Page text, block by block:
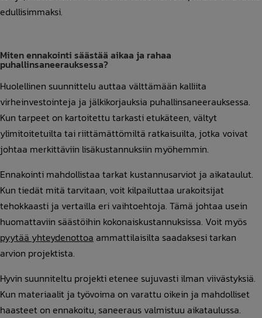
edullisimmaksi.
Miten ennakointi säästää aikaa ja rahaa
puhallinsaneerauksessa?
Huolellinen suunnittelu auttaa välttämään kalliita
virheinvestointeja ja jälkikorjauksia puhallinsaneerauksessa.
Kun tarpeet on kartoitettu tarkasti etukäteen, vältyt
ylimitoitetuilta tai riittämättömiltä ratkaisuilta, jotka voivat
johtaa merkittäviin lisäkustannuksiin myöhemmin.
Ennakointi mahdollistaa tarkat kustannusarviot ja aikataulut.
Kun tiedät mitä tarvitaan, voit kilpailuttaa urakoitsijat
tehokkaasti ja vertailla eri vaihtoehtoja. Tämä johtaa usein
huomattaviin säästöihin kokonaiskustannuksissa. Voit myös
pyytää yhteydenottoa ammattilaisilta saadaksesi tarkan
arvion projektista.
Hyvin suunniteltu projekti etenee sujuvasti ilman viivästyksiä.
Kun materiaalit ja työvoima on varattu oikein ja mahdolliset
haasteet on ennakoitu, saneeraus valmistuu aikataulussa.